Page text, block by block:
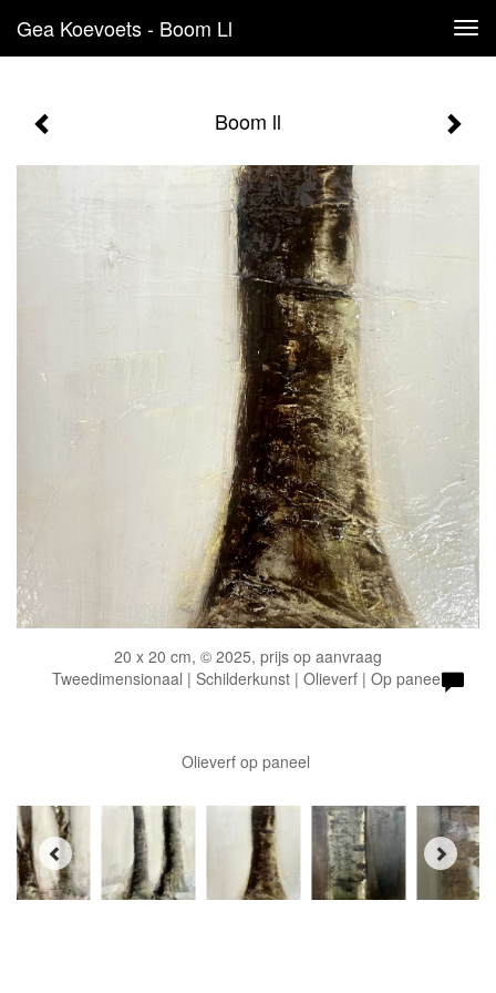
Gea Koevoets - Boom Ll
Boom ll
20 x 20 cm, © 2025, prijs op aanvraag
Tweedimensionaal | Schilderkunst | Olieverf | Op paneel
Olieverf op paneel